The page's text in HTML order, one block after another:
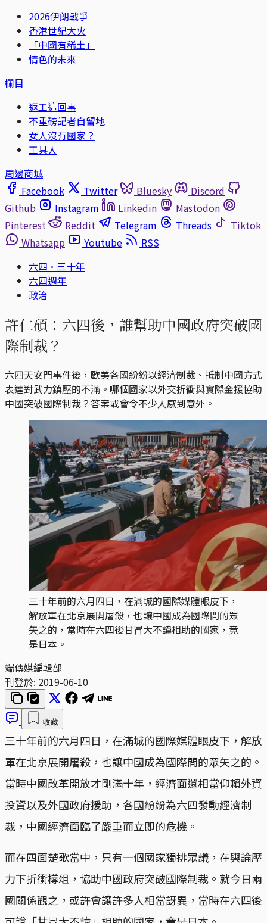
2026伊朗戰爭
香港世紀大火
「中國有稀土」
情色的未來
欄目
返工這回事
不重磅記者自留地
女人沒有國家？
工具人
周邊商城
Facebook
Twitter Bluesky
Discord
Github
Instagram Linkedin
Mastodon
Pinterest
Reddit Telegram Threads
Tiktok
Whatsapp
Youtube
RSS
六四·三十年
六四週年
政治
許仁碩：六四後，誰幫助中國政府突破國
際制裁？
六四天安門事件後，歐美各國紛紛以經濟制裁、抵制中國方式
表達對武力鎮壓的不滿。哪個國家以外交折衝與實際金援協助
中國突破國際制裁？答案或會令不少人感到意外。
三十年前的六月四日，在滿城的國際媒體眼皮下，
解放軍在北京展開屠殺，也讓中國成為國際間的眾
矢之的，當時在六四後甘冒大不諱相助的國家，竟
是日本。
端傳媒編輯部
刊登於: 2019-06-10
收藏
三十年前的六月四日，在滿城的國際媒體眼皮下，解放
軍在北京展開屠殺，也讓中國成為國際間的眾矢之的。
當時中國改革開放才剛滿十年，經濟面還相當仰賴外資
投資以及外國政府援助，各國紛紛為六四發動經濟制
裁，中國經濟面臨了嚴重而立即的危機。
而在四面楚歌當中，只有一個國家獨排眾議，在輿論壓
力下折衝樽俎，協助中國政府突破國際制裁。就今日兩
國關係觀之，或許會讓許多人相當訝異，當時在六四後